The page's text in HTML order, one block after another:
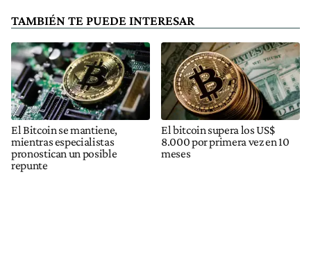
TAMBIÉN TE PUEDE INTERESAR
El Bitcoin se mantiene,
mientras especialistas
pronostican un posible
repunte
El bitcoin supera los US$
8.000 por primera vez en 10
meses